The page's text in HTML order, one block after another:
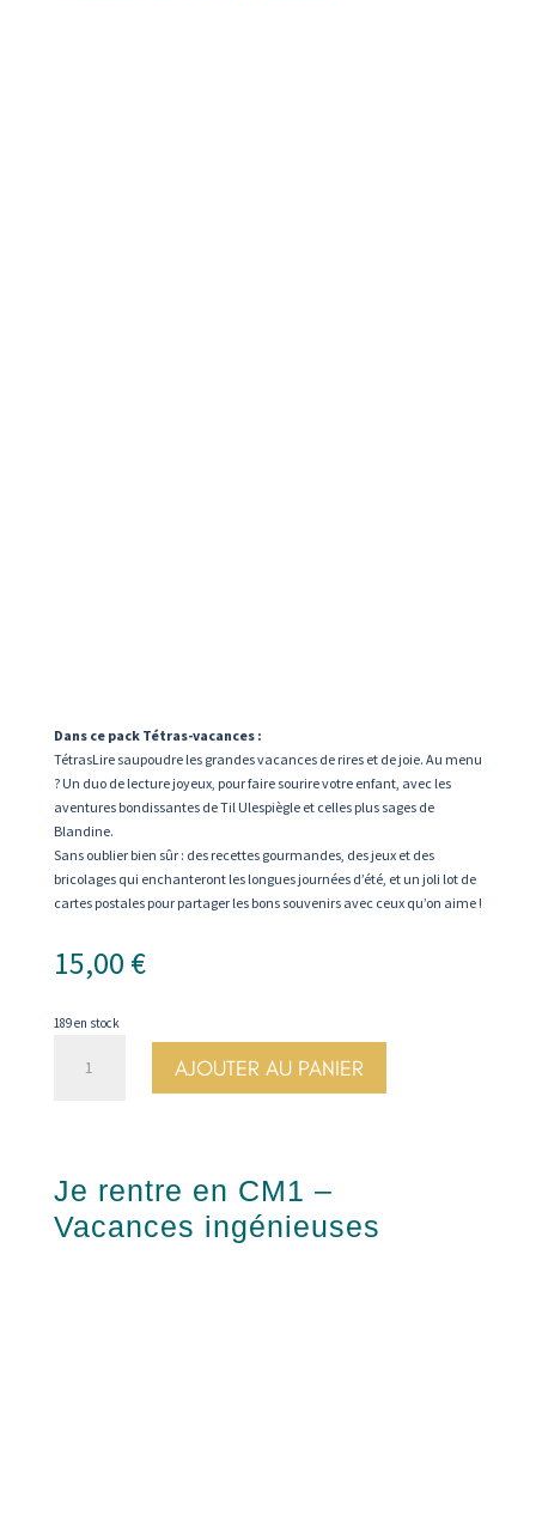
Dans ce pack Tétras-vacances :
TétrasLire saupoudre les grandes vacances de rires et de joie. Au menu
? Un duo de lecture joyeux, pour faire sourire votre enfant, avec les
aventures bondissantes de Til Ulespiègle et celles plus sages de
Blandine.
Sans oublier bien sûr : des recettes gourmandes, des jeux et des
bricolages qui enchanteront les longues journées d’été, et un joli lot de
cartes postales pour partager les bons souvenirs avec ceux qu’on aime !
15,00 €
189 en stock
Vacances
joyeuses
AJOUTER AU PANIER
Je rentre en CM1 –
Vacances ingénieuses